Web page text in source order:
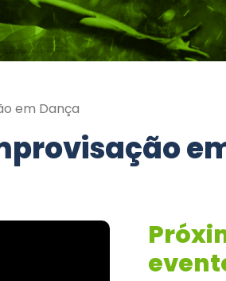
em Dança